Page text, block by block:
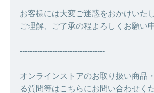
お客様には大変ご迷惑をおかけいた
ご理解、ご了承の程よろしくお願い
----------------------------------
オンラインストアのお取り扱い商品
る質問等はこちらにお問い合わせくだ